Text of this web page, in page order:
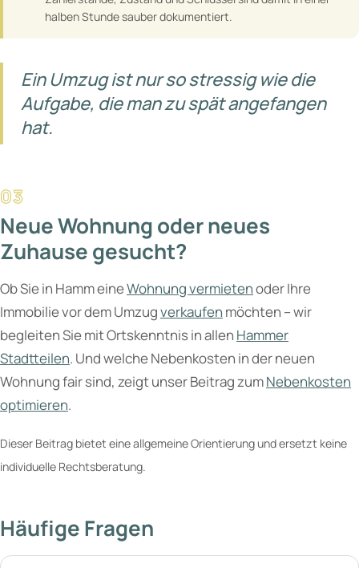
halben Stunde sauber dokumentiert.
Ein Umzug ist nur so stressig wie die
Aufgabe, die man zu spät angefangen
hat.
Neue Wohnung oder neues
Zuhause gesucht?
Ob Sie in Hamm eineWohnung vermietenoder Ihre
Immobilie vor dem Umzugverkaufen möchten – wir
begleiten Sie mit Ortskenntnis in allen Hammer
Stadtteilen. Und welche Nebenkosten in der neuen
Wohnung fair sind, zeigt unser Beitrag zumNebenkosten
optimieren.
Dieser Beitrag bietet eine allgemeine Orientierung und ersetzt keine
individuelle Rechtsberatung.
Häufige Fragen